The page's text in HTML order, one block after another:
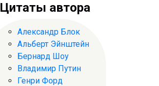
Цитаты автора
Александр Блок
Альберт Эйнштейн
Бернард Шоу
Владимир Путин
Генри Форд